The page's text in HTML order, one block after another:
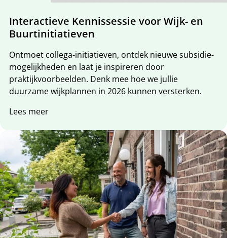
Interactieve Kennissessie voor Wijk- en
Buurtinitiatieven
Ontmoet collega-initiatieven, ontdek nieuwe subsidie­
mogelijkheden en laat je inspireren door
praktijkvoorbeelden. Denk mee hoe we jullie
duurzame wijkplannen in 2026 kunnen versterken.
Lees meer